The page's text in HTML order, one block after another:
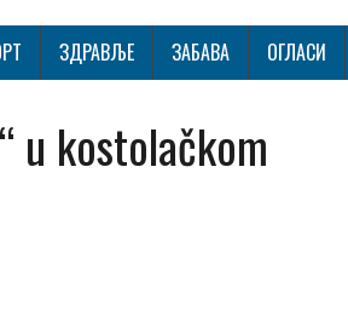
ЗДРАВЉЕ ЗАБАВА ОГЛАСИ
u kostolačkom